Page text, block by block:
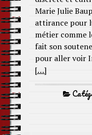
Marie Julie
attirance pour
métier comme
fait son
pour aller voir
[…]